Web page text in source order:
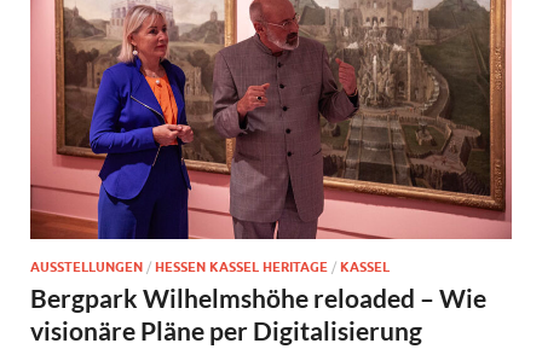
AUSSTELLUNGEN / HESSEN KASSEL HERITAGE / KASSEL
Bergpark Wilhelmshöhe reloaded – Wie
visionäre Pläne per Digitalisierung